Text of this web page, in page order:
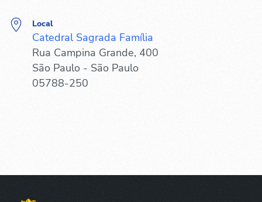
Local
Catedral Sagrada Família
Rua Campina Grande, 400
São Paulo - São Paulo
05788-250